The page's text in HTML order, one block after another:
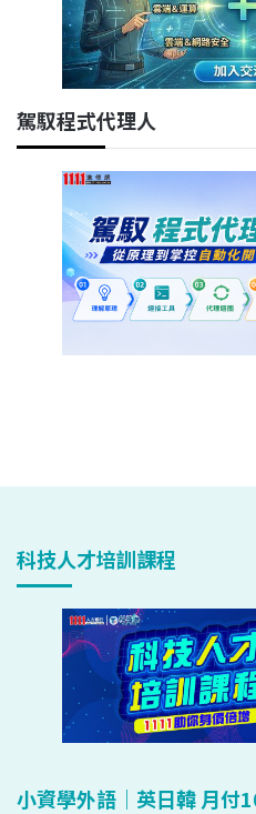
科技人才培訓課程
小資學外語｜英日韓 月付